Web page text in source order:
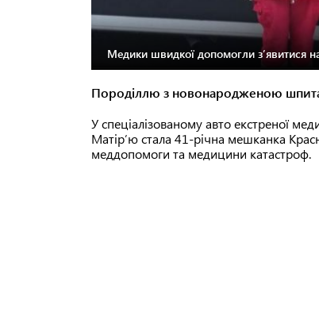
Медики швидкої допомогли зʼявитися
Породіллю з новонародженою
У спеціалізованому авто екстреної
Матірʼю стала 41-річна мешканка
меддопомоги та медицини катастроф.